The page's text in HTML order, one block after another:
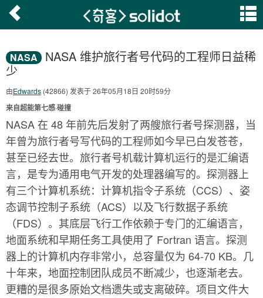
NASA
NASA 维护旅行者号代码的工程师日益稀
少
由Edwards (42866) 发表于 26年05月18日 20时59分
来自超能第七感·碰撞
NASA 在 48 年前先后发射了两艘旅行者号探测器，当
年曾为旅行者号写代码的工程师如今早已白发苍苍，
甚至已经去世。旅行者号机载计算机运行的是汇编语
言，是专为通用电气开发的处理器编写的。探测器上
有三个计算机系统：计算机指令子系统（CCS）、姿
态调节控制子系统（ACS）以及飞行数据子系统
（FDS）。其底层飞行工作依赖于专门的汇编语言，
地面系统和早期任务工具使用了 Fortran 语言。探测
器上的计算机内存非常小，总容量仅为 64-70 KB。几
十年来，地面控制团队成员不断减少，也逐渐老去。
更糟的是很多原始文档遗失或支离破碎。项目文件大